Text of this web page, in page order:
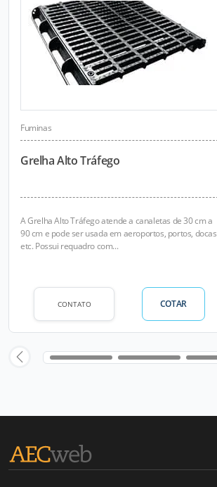
Fuminas
Grelha Alto Tráfego
A Grelha Alto Tráfego atende a canaletas de 30 cm a
90 cm e pode ser usada em aeroportos, portos, docas
etc. Possui requadro com...
CONTATO COTAR